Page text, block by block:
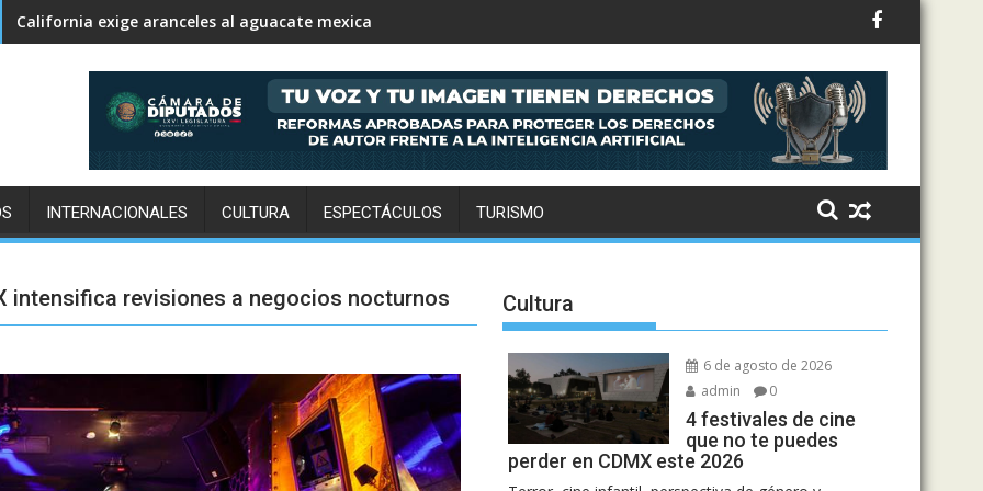
EU revisará redes sociales de periodistas y mexicanos al pedir visa
INTERNACIONALES CULTURA ESPECTÁCULOS TURISMO
intensifica revisiones a negocios nocturnos Cultura
6 de agosto de 2026
admin
0
4 festivales de cine
que no te puedes
perder en CDMX este 2026